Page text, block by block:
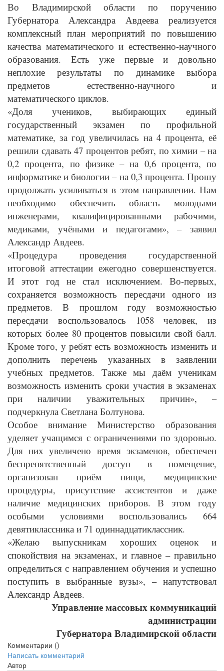
Во Владимирской области по поручению
Губернатора Александра Авдеева реализуется
комплексный план мероприятий по повышению
качества математического и естественно-научного
образования. Есть уже первые и довольно
неплохие результаты по динамике выбора
предметов естественно-научного и
математического циклов.
«Доля учеников, выбирающих единый
государственный экзамен по профильной
математике, за год увеличилась на 4 процента, её
решили сдавать 47 процентов ребят, по химии – на
0,2 процента, по физике – на 0,6 процента, по
информатике и биологии – на 0,3 процента. Прошу
продолжать усиливаться в этом направлении. Нам
необходимо обеспечить область молодыми
инженерами, квалифицированными рабочими,
медиками, учёными и педагогами», – заявил
Александр Авдеев.
«Процедура проведения государственной
итоговой аттестации ежегодно совершенствуется.
И этот год не стал исключением. Во-первых,
сохраняется возможность пересдачи одного из
предметов. В прошлом году возможностью
пересдачи воспользовалось 1058 человек, из
которых более 80 процентов повысили свой балл.
Кроме того, у ребят есть возможность изменить и
дополнить перечень указанных в заявлении
учебных предметов. Также мы даём ученикам
возможность изменить сроки участия в экзаменах
при наличии уважительных причин», –
подчеркнула Светлана Болтунова.
Особое внимание Министерство образования
уделяет учащимся с ограничениями по здоровью.
Для них увеличено время экзаменов, обеспечен
беспрепятственный доступ в помещение,
организован приём пищи, медицинские
процедуры, присутствие ассистентов и даже
наличие медицинских приборов. В этом году
особыми условиями воспользовались 664
девятиклассника и 71 одиннадцатиклассник.
«Желаю выпускникам хороших оценок и
спокойствия на экзаменах, и главное – правильно
определиться с направлением обучения и успешно
поступить в выбранные вузы», – напутствовал
Александр Авдеев.
Управление массовых коммуникаций
администрации
Губернатора Владимирской области
Комментарии ()
Написать комментарий
Автор